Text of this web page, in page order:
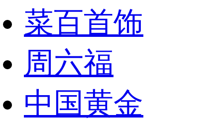
菜百首饰
周六福
中国黄金